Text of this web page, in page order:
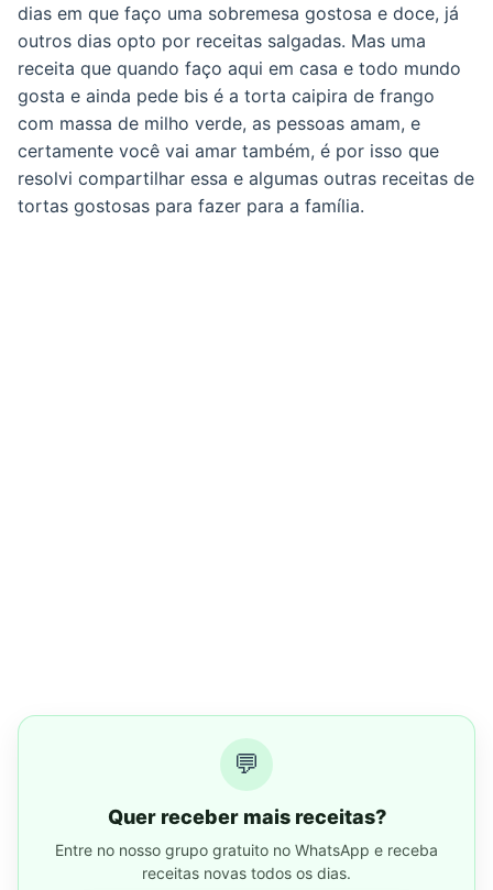
dias em que faço uma sobremesa gostosa e doce, já
outros dias opto por receitas salgadas. Mas uma
receita que quando faço aqui em casa e todo mundo
gosta e ainda pede bis é a torta caipira de frango
com massa de milho verde, as pessoas amam, e
certamente você vai amar também, é por isso que
resolvi compartilhar essa e algumas outras receitas de
tortas gostosas para fazer para a família.
💬
Quer receber mais receitas?
Entre no nosso grupo gratuito no WhatsApp e receba
receitas novas todos os dias.